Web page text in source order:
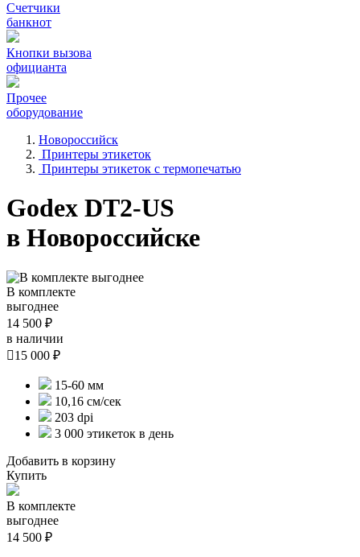
Счетчики
банкнот
Кнопки вызова
официанта
Прочее
оборудование
Новороссийск
Принтеры этикеток
Принтеры этикеток с термопечатью
Godex DT2-US
в Новороссийске
В комплекте
выгоднее
14 500 ₽
в наличии
15 000 ₽
15-60 мм
10,16 см/сек
203 dpi
3 000 этикеток в день
Добавить в корзину
Купить
В комплекте
выгоднее
14 500 ₽